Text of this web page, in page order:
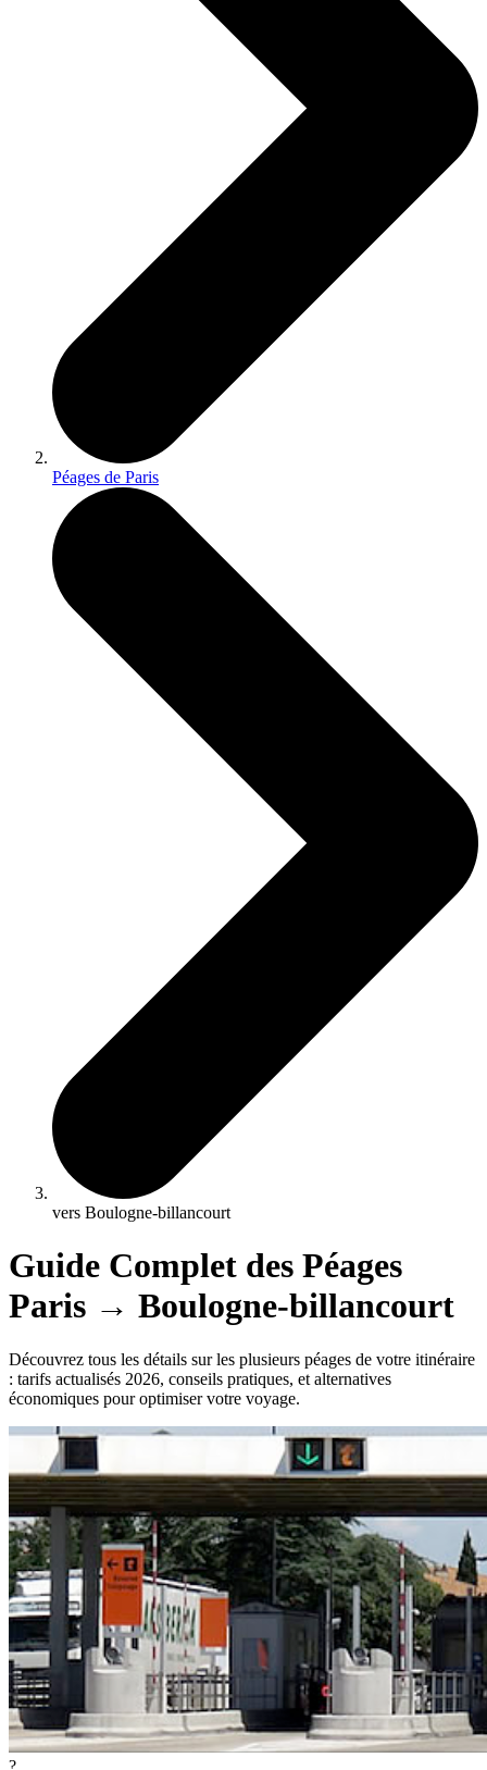
Péages de Paris
vers Boulogne-billancourt
Guide Complet des Péages
Paris → Boulogne-billancourt
Découvrez tous les détails sur les plusieurs péages de votre itinéraire
: tarifs actualisés 2026, conseils pratiques, et alternatives
économiques pour optimiser votre voyage.
?